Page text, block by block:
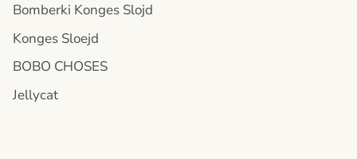
Bomberki Konges Slojd
Konges Sloejd
BOBO CHOSES
Jellycat